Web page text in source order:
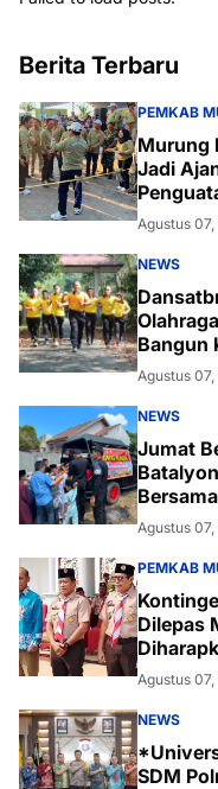
Berita Terbaru
PEMKAB
Murung
Jadi
Agustus
NEWS
Bangun
Bukit
Agustus
NEWS
Jumat
Agustus
PEMKAB
Dilepas
Agustus
NEWS
SDM